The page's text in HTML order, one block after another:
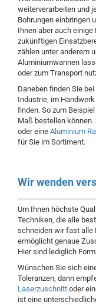
weiterverarbeiten und
Bohrungen einbringen
Ihnen aber auch
zukünftigen
zählen unter anderem
Aluminiumwannen
oder zum Transport
Daneben finden Sie
Industrie, im
finden. So zum
Maß bestellen
oder eine Aluminium
für Sie im Sortiment.
Wir wenden
Um Ihnen höchste
Techniken, die alle
schneiden wir fast alle
ermöglicht genaue
Hier sind lediglich
Wünschen Sie sich
Toleranzen, dann
Laserzuschnitt oder
ist eine